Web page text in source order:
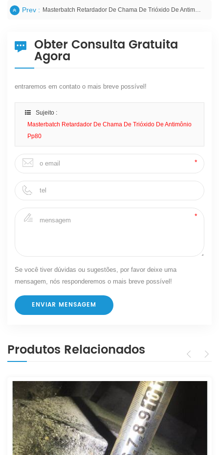
Prev :
Obter Consulta Gratuita
Agora
entraremos em contato o mais breve possível!
Sujeito :
Masterbatch Retardador De Chama De Trióxido De Antimônio
Pp80
Se você tiver dúvidas ou sugestões, por favor deixe uma
mensagem, nós responderemos o mais breve possível!
Produtos Relacionados